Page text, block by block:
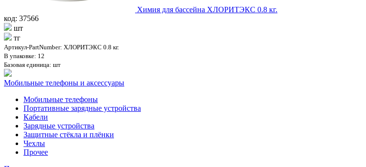
Химия для бассейна ХЛОРИТЭКС 0.8 кг.
код: 37566
шт
тг
Артикул-PartNumber: ХЛОРИТЭКС 0.8 кг.
В упаковке: 12
Базовая единица: шт
Мобильные телефоны и аксессуары
Мобильные телефоны
Портативные зарядные устройства
Кабели
Зарядные устройства
Защитные стёкла и плёнки
Чехлы
Прочее